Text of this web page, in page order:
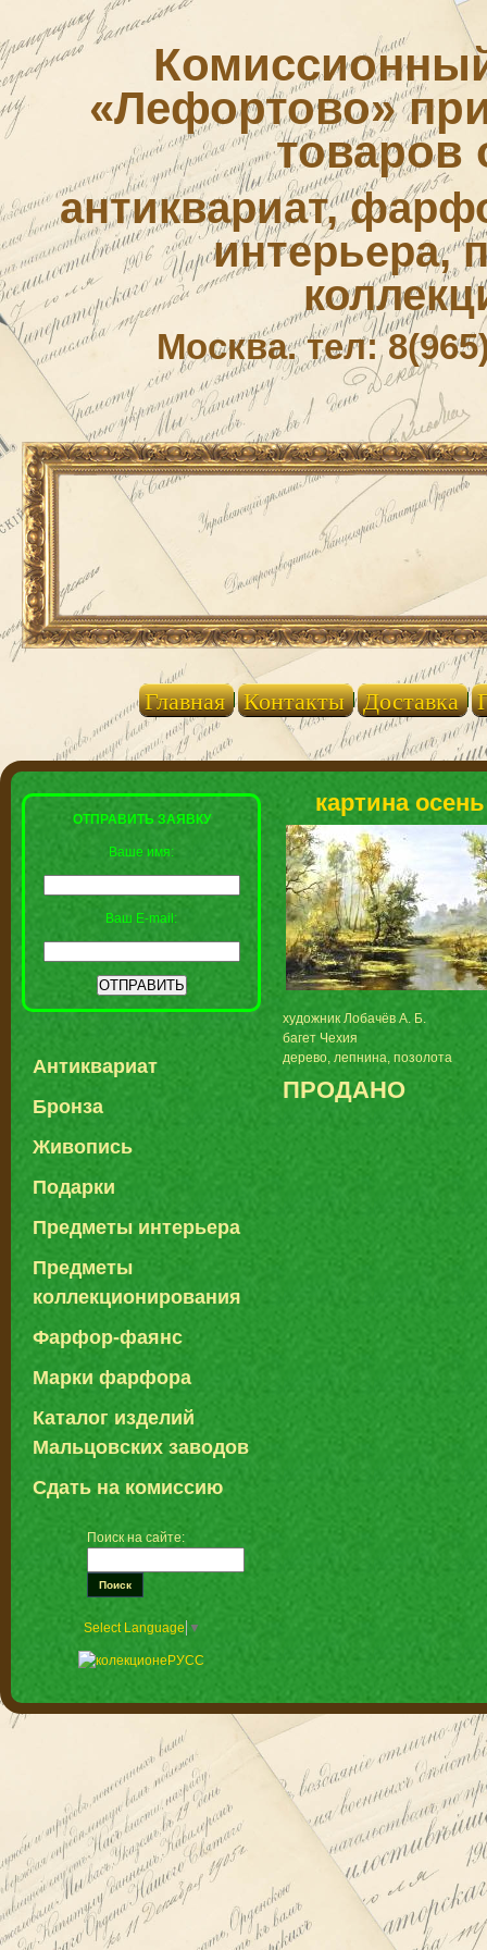
«Лефортово»
товаров
антиквариат,
интерьера,
Москва. тел:
Главная Контакты Доставка
ОТПРАВИТЬ ЗАЯВКУ
Ваше имя:
Ваш E-mail:
Антиквариат
Бронза
Живопись
Подарки
Предметы интерьера
Предметы
коллекционирования
Фарфор-фаянс
Марки фарфора
Каталог изделий
Мальцовских заводов
Сдать на комиссию
Поиск на сайте:
Select Language ▼
картина
художник Лобачёв А. Б.
багет Чехия
дерево, лепнина, позолота
ПРОДАНО